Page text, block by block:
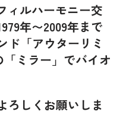
ィルハーモニー交
年〜2009年まで
ド「アウターリミ
ミラー」でバイオ
ろしくお願いしま